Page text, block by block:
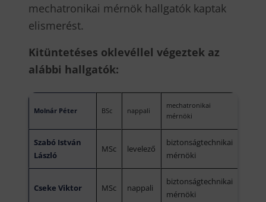
mechatronikai mérnök hallgatók kaptak
elismerést.
Kitüntetéses oklevéllel végeztek az
alábbi hallgatók:
Molnár Péter BSc nappali
mechatronikai
mérnöki
Szabó István
László
MSc levelező
biztonságtechnikai
mérnöki
Cseke Viktor MSc nappali
biztonságtechnikai
mérnöki